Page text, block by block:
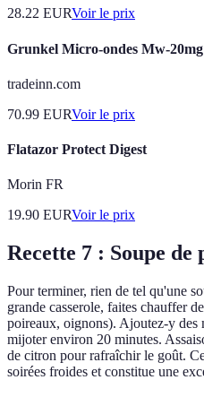
28.22 EURVoir le prix
Grunkel Micro-ondes Mw-
tradeinn.com
70.99 EURVoir le prix
Flatazor Protect Digest
Morin FR
19.90 EURVoir le prix
Recette 7 : Soupe de
Pour terminer, rien de tel qu'une
grande casserole, faites chauffer
poireaux, oignons). Ajoutez-y des
mijoter environ 20 minutes.
de citron pour rafraîchir le goût.
soirées froides et constitue une